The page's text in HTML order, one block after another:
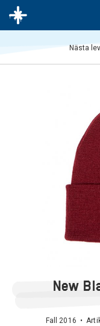
Nästa
New
Fall 2016 •